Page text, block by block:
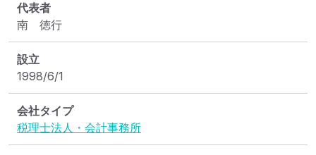
代表者
南　徳行
設立
1998/6/1
会社タイプ
税理士法人・会計事務所